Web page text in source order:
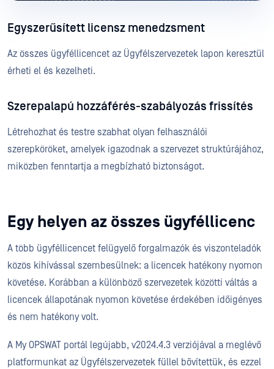
Egyszerűsített licensz menedzsment
Az összes ügyféllicencet az Ügyfélszervezetek lapon keresztül
érheti el és kezelheti.
Szerepalapú hozzáférés-szabályozás frissítés
Létrehozhat és testre szabhat olyan felhasználói
szerepköröket, amelyek igazodnak a szervezet struktúrájához,
miközben fenntartja a megbízható biztonságot.
Egy helyen az összes ügyféllicenc
A több ügyféllicencet felügyelő forgalmazók és viszonteladók
közös kihívással szembesülnek: a licencek hatékony nyomon
követése. Korábban a különböző szervezetek közötti váltás a
licencek állapotának nyomon követése érdekében időigényes
és nem hatékony volt.
A My OPSWAT portál legújabb, v2024.4.3 verziójával a meglévő
platformunkat az Ügyfélszervezetek füllel bővítettük, és ezzel